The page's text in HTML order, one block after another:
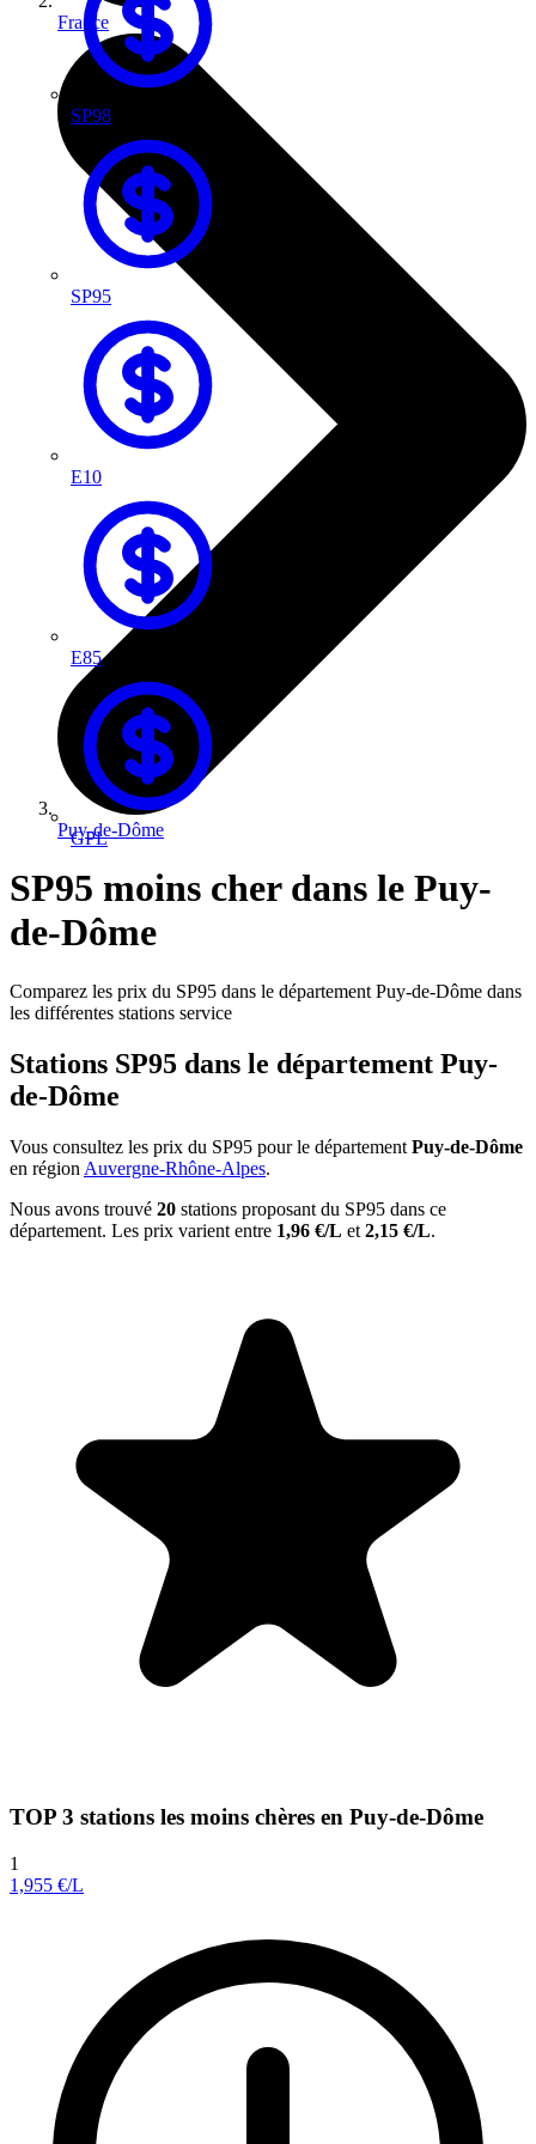
SP98
SP95
E10
E85
GPL
France
Puy-de-Dôme
SP95 moins cher dans le Puy-
de-Dôme
Comparez les prix du SP95 dans le département Puy-de-Dôme dans
les différentes stations service
Stations SP95 dans le département Puy-
de-Dôme
Vous consultez les prix du SP95 pour le département Puy-de-Dôme
en région Auvergne-Rhône-Alpes.
Nous avons trouvé 20 stations proposant du SP95 dans ce
département. Les prix varient entre 1,96 €/L et 2,15 €/L.
TOP 3 stations les moins chères en Puy-de-Dôme
1
1,955 €/L